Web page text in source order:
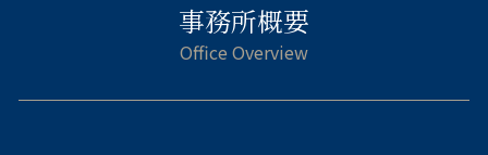
事務所概要